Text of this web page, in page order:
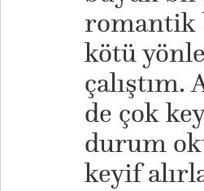
romantik
kötü
çalıştım.
de çok
durum
keyif